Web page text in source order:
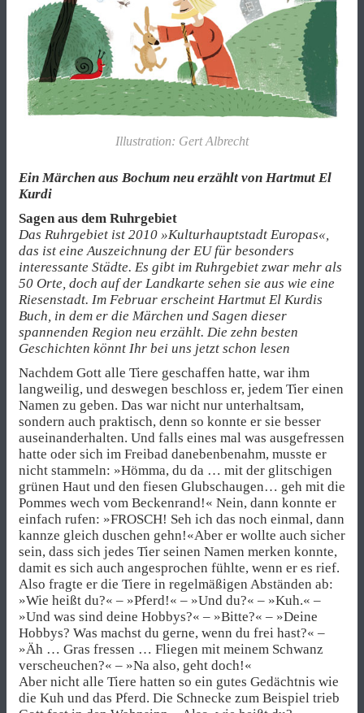
Illustration: Gert Albrecht
Ein Märchen aus Bochum neu erzählt von Hartmut El
Kurdi
Sagen aus dem Ruhrgebiet
Das Ruhrgebiet ist 2010 »Kulturhauptstadt Europas«,
das ist eine Auszeichnung der EU für besonders
interessante Städte. Es gibt im Ruhrgebiet zwar mehr als
50 Orte, doch auf der Landkarte sehen sie aus wie eine
Riesenstadt. Im Februar erscheint Hartmut El Kurdis
Buch, in dem er die Märchen und Sagen dieser
spannenden Region neu erzählt. Die zehn besten
Geschichten könnt Ihr bei uns jetzt schon lesen
Nachdem Gott alle Tiere geschaffen hatte, war ihm
langweilig, und deswegen beschloss er, jedem Tier einen
Namen zu geben. Das war nicht nur unterhaltsam,
sondern auch praktisch, denn so konnte er sie besser
auseinanderhalten. Und falls eines mal was ausgefressen
hatte oder sich im Freibad danebenbenahm, musste er
nicht stammeln: »Hömma, du da … mit der glitschigen
grünen Haut und den fiesen Glubschaugen… geh mit die
Pommes wech vom Beckenrand!« Nein, dann konnte er
einfach rufen: »FROSCH! Seh ich das noch einmal, dann
kannze gleich duschen gehn!«Aber er wollte auch sicher
sein, dass sich jedes Tier seinen Namen merken konnte,
damit es sich auch angesprochen fühlte, wenn er es rief.
Also fragte er die Tiere in regelmäßigen Abständen ab:
»Wie heißt du?« – »Pferd!« – »Und du?« – »Kuh.« –
»Und was sind deine Hobbys?« – »Bitte?« – »Deine
Hobbys? Was machst du gerne, wenn du frei hast?« –
»Äh … Gras fressen … Fliegen mit meinem Schwanz
verscheuchen?« – »Na also, geht doch!«
Aber nicht alle Tiere hatten so ein gutes Gedächtnis wie
die Kuh und das Pferd. Die Schnecke zum Beispiel trieb